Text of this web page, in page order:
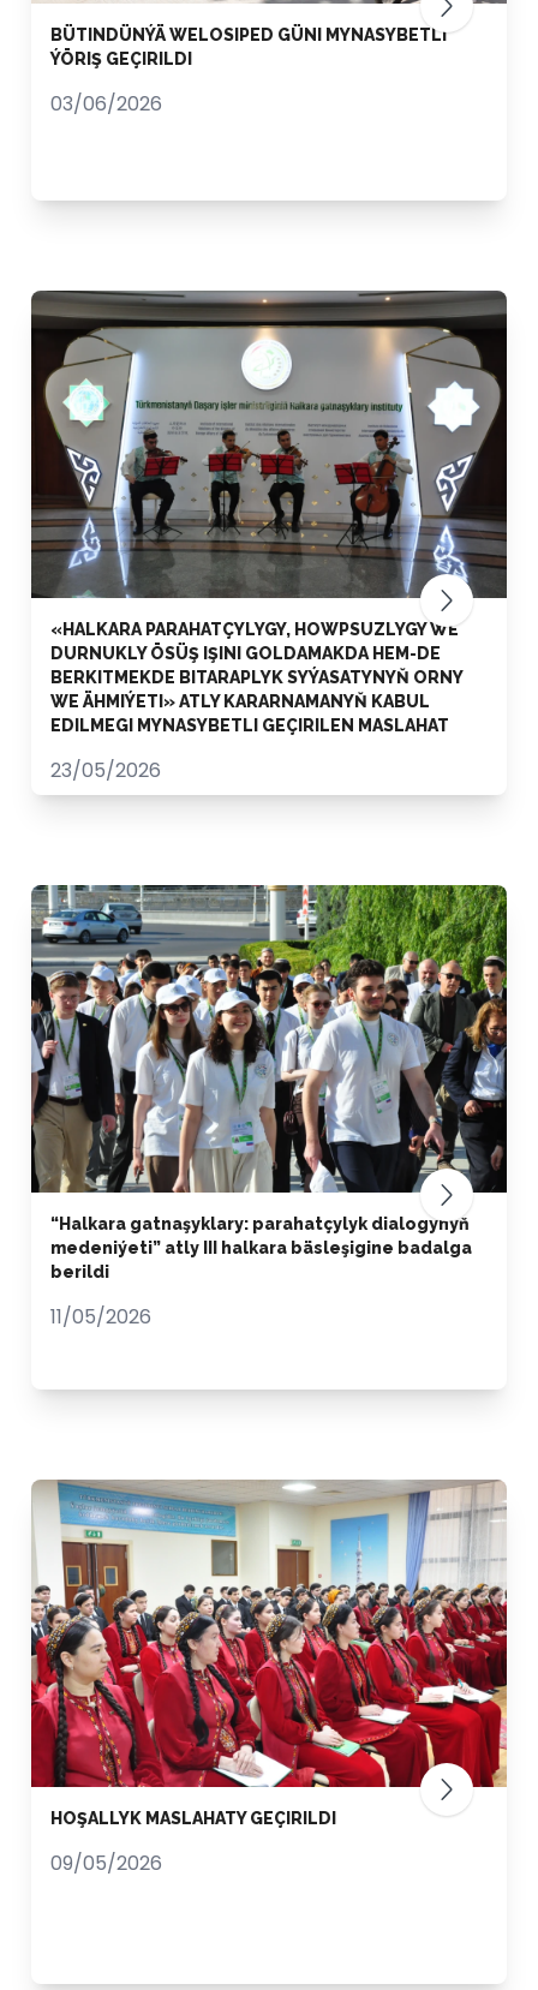
BÜTINDÜNÝÄ WELOSIPED GÜNI MYNASYBETLI
ÝÖRIŞ GEÇIRILDI
03/06/2026
«HALKARA PARAHATÇYLYGY, HOWPSUZLYGY WE
DURNUKLY ÖSÜŞ IŞINI GOLDAMAKDA HEM-DE
BERKITMEKDE BITARAPLYK SYÝASATYNYŇ ORNY
WE ÄHMIÝETI» ATLY KARARNAMANYŇ KABUL
EDILMEGI MYNASYBETLI GEÇIRILEN MASLAHAT
23/05/2026
“Halkara gatnaşyklary: parahatçylyk dialogynyň
medeniýeti” atly III halkara bäsleşigine badalga
berildi
11/05/2026
HOŞALLYK MASLAHATY GEÇIRILDI
09/05/2026